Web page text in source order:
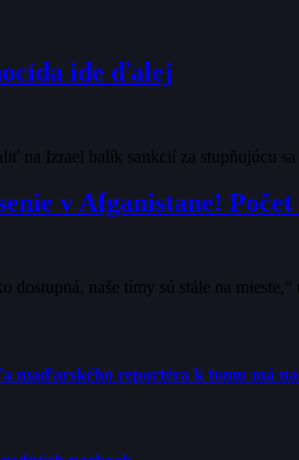
ide ďalej
na Izrael balík sankcií za stupňujúcu
v Afganistane!
dostupná, naše tímy sú stále na
maďarského reportéra k tomu má